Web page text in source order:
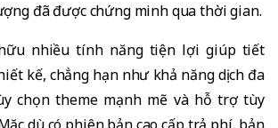
đã được chứng minh qua thời gian.
nhiều tính năng tiện lợi giúp tiết
kế, chẳng hạn như khả năng dịch đa
chọn theme mạnh mẽ và hỗ trợ tùy